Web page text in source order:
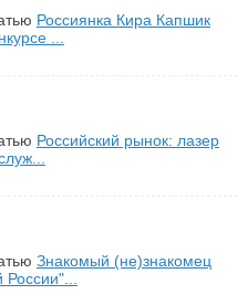
Россиянка Кира Капшик
...
Российский рынок: лазер
Знакомый (не)знакомец